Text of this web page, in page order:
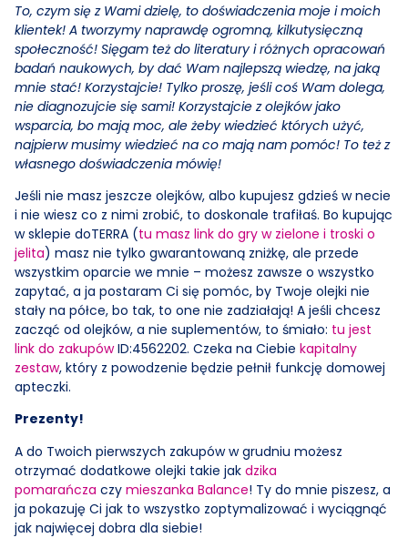
To, czym się z Wami dzielę, to doświadczenia moje i moich
klientek! A tworzymy naprawdę ogromną, kilkutysięczną
społeczność! Sięgam też do literatury i różnych opracowań
badań naukowych, by dać Wam najlepszą wiedzę, na jaką
mnie stać! Korzystajcie! Tylko proszę, jeśli coś Wam dolega,
nie diagnozujcie się sami! Korzystajcie z olejków jako
wsparcia, bo mają moc, ale żeby wiedzieć których użyć,
najpierw musimy wiedzieć na co mają nam pomóc! To też z
własnego doświadczenia mówię!
Jeśli nie masz jeszcze olejków, albo kupujesz gdzieś w necie
i nie wiesz co z nimi zrobić, to doskonale trafiłaś. Bo kupując
w sklepie doTERRA (tu masz link do gry w zielone i troski o
jelita) masz nie tylko gwarantowaną zniżkę, ale przede
wszystkim oparcie we mnie – możesz zawsze o wszystko
zapytać, a ja postaram Ci się pomóc, by Twoje olejki nie
stały na półce, bo tak, to one nie zadziałają! A jeśli chcesz
zacząć od olejków, a nie suplementów, to śmiało: tu jest
link do zakupówID:4562202. Czeka na Ciebie kapitalny
zestaw, który z powodzenie będzie pełnił funkcję domowej
apteczki.
Prezenty!
A do Twoich pierwszych zakupów w grudniu możesz
otrzymać dodatkowe olejki takie jak dzika
pomarańcza czy mieszanka Balance! Ty do mnie piszesz, a
ja pokazuję Ci jak to wszystko zoptymalizować i wyciągnąć
jak najwięcej dobra dla siebie!